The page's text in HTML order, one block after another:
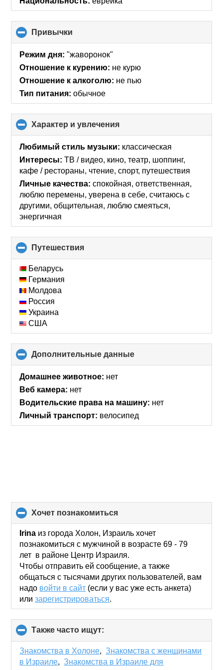
Привычки
to
collapse
Режим дня: "жаворонок"
Отношение к курению: не курю
Отношение к алкоголю: не пью
Тип питания: обычное
Характер и увлечения
to
collapse
Любимый стиль музыки: классическая
Интересы: ТВ / видео, кино, театр, шоппинг,
кафе / рестораны, чтение, спорт, путешествия
Личные качества: спокойная, ответственная,
люблю перемены, уверена в себе, считаюсь с
другими, общительная, люблю смеяться,
энергичная
Путешествия
to
Беларусь
Германия
Молдова
Россия
Украина
США
Дополнительные данные
to
Домашнее животное: нет
Веб камера: нет
Водительские права на машину: нет
Личный транспорт: велосипед
хочет познакомиться
to
collapse
contents
Irina из города Холон, Израиль хочет
познакомиться с мужчиной в возрасте 69 - 79
лет в районе Центр Израиля.
Чтобы отправить ей сообщение, а также
общаться с тысячами других пользователей, вам
надо войти в сайт (если у вас уже есть анкета)
илизарегистрироваться.
Также часто ищут:
to
collapse
contents
Знакомства в Холоне,Знакомства с женщинами
в Израиле,Знакомства в Израиле для